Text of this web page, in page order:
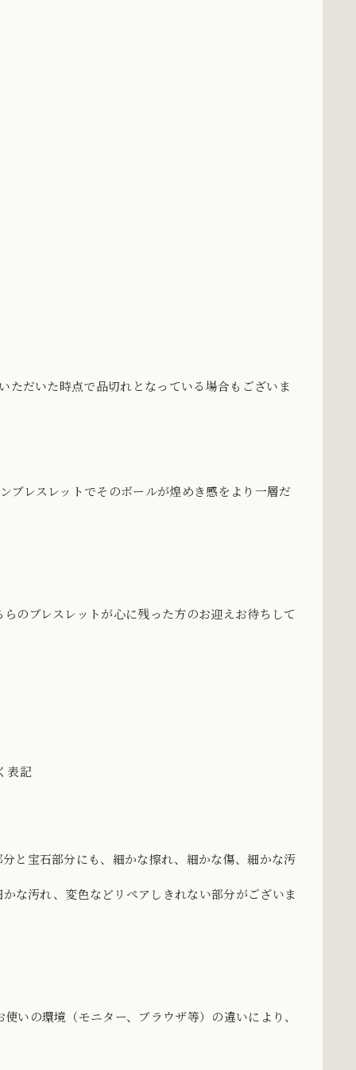
だいた時点で品切れとなっている場合もございま
ブレスレットでそのボールが煌めき感をより一層だ
のブレスレットが心に残った方のお迎えお待ちして
表記
と宝石部分にも、細かな擦れ、細かな傷、細かな汚
な汚れ、変色などリペアしきれない部分がございま
いの環境（モニター、ブラウザ等）の違いにより、